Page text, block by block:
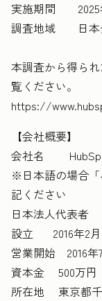
実施期間 2025年
調査地域 日本
本調査から得ら
覧ください。
https://
【会社概要】
会社名
※日本語の場合「
記ください
日本法人代表者
設立 2016年2月
営業開始 2016年
資本金 500万円
所在地 東京都千